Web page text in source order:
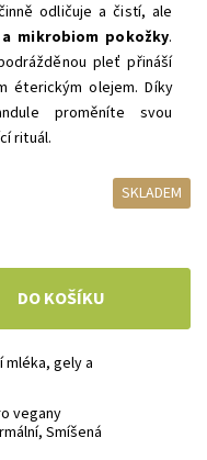
odličuje a čistí, ale
mikrobiom pokožky.
pleť přináší
éterickým olejem. Díky
proměníte svou
rituál.
SKLADEM
mléka, gely a
vegany
, Smíšená